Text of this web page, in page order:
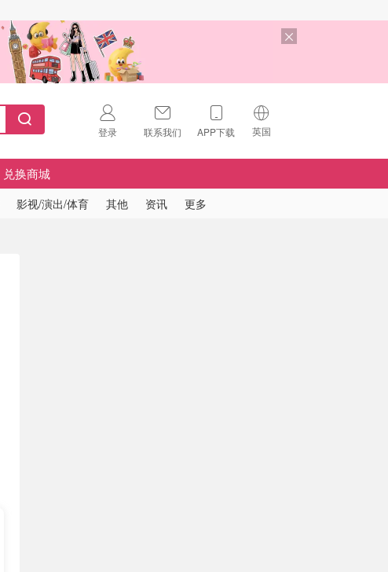
登录 联系我们 APP下载 英国
🇺🇸
🇨🇳
中国
兑换商城
影视/演出/体育 其他 资讯 更多